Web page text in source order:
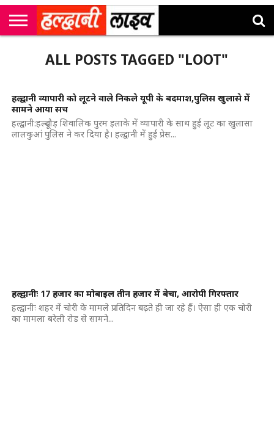
उत्तराखंड
मनोरंजन
सम्पादकीय
अलर्ट्सALL POSTS TAGGED "LOOT"
हल्द्वानी व्यापारी को लूटने वाले निकले यूपी के बदमाश,पुलिस खुलासे में
सामने आया सच
हल्द्वानी:हल्दूचौड़ शिवालिक पुरम इलाके में व्यापारी के साथ हुई लूट का खुलासा
लालकुआं पुलिस ने कर दिया है। हल्द्वानी में हुई प्रेस...
हल्द्वानीः 17 हजार का मोबाइल तीन हजार में बेचा, आरोपी गिरफ्तार
हल्द्वानीः शहर में चोरी के मामले प्रतिदिन बढ़ते ही जा रहे हैं। ऐसा ही एक चोरी
का मामला बरेली रोड से सामने...